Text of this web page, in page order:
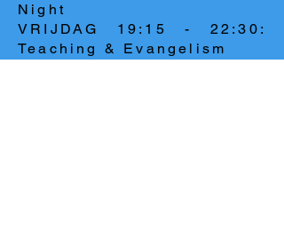
Night
VRIJDAG 19:15 - 22:30:
Teaching & Evangelism